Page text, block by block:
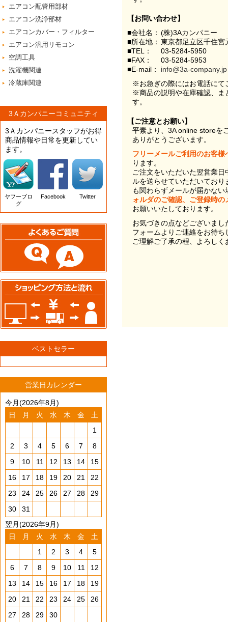
エアコン配管用部材
エアコン洗浄部材
エアコンカバー・フィルター
エアコン汎用リモコン
空調工具
洗濯機関連
冷蔵庫関連
3Ａカンパニーコミュニティ
3Ａカンパニースタッフがお得
商品情報や日常を更新してい
ます。
ヤフーブロ
グ
Facebook Twitter
ベストセラー
営業日カレンダー
今月(2026年8月)
日
月 火 水 木 金
土
1
2
3 4 5 6 7
8
9
10 11 12 13 14
15
16
17 18 19 20 21
22
23
24 25 26 27 28
29
30
31
翌月(2026年9月)
日
月 火 水 木 金
土
1
2 3 4
5
6
7 8 9 10 11
12
13
14 15 16 17 18
19
20
21 22 23 24 25
26
27
28 29
30
【お問い合わせ】
■会社名： (株)3Aカンパニー
■所在地： 東京都足立区千住
■TEL：
03-5284-5950
■FAX：
03-5284-5953
■E-mail：
info@3a-company.jp
※お急ぎの際にはお電話にて
※商品の説明や在庫確認、ま
す。
【ご注意とお願い】
平素より、3A online storeを
ありがとうございます。
フリーメールご利用のお客様
ります。
ご注文をいただいた翌営業
ルを送らせていただいてお
も関わらずメールが届かない
ォルダのご確認、ご登録時
お願いいたしております。
お気づきの点などございま
フォームよりご連絡をお待ち
ご理解ご了承の程、よろし